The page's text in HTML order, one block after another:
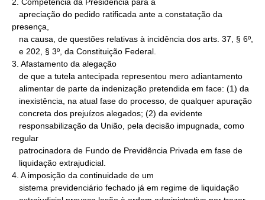
2. Competência da Presidência para a
presença,
3. Afastamento da alegação
regular
4. A imposição da continuidade de um